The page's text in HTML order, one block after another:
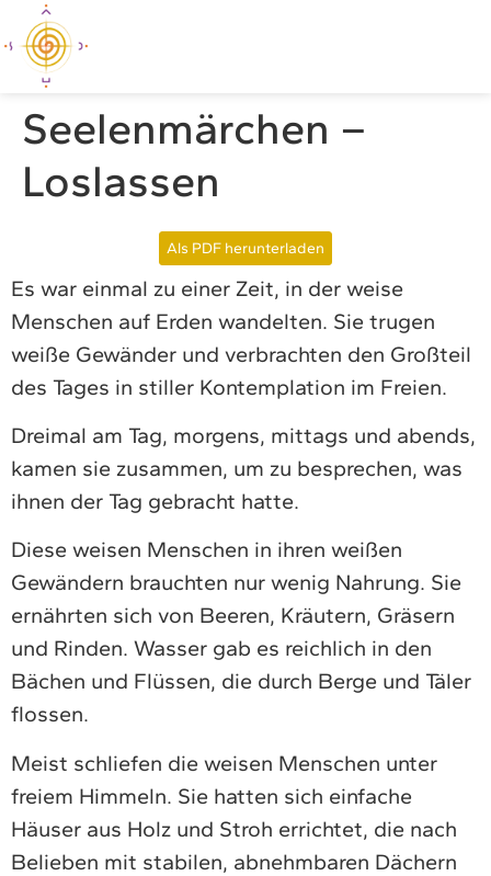
Seelenmärchen –
Loslassen
Als PDF herunterladen
Es war einmal zu einer Zeit, in der weise
Menschen auf Erden wandelten. Sie trugen
weiße Gewänder und verbrachten den Großteil
des Tages in stiller Kontemplation im Freien.
Dreimal am Tag, morgens, mittags und abends,
kamen sie zusammen, um zu besprechen, was
ihnen der Tag gebracht hatte.
Diese weisen Menschen in ihren weißen
Gewändern brauchten nur wenig Nahrung. Sie
ernährten sich von Beeren, Kräutern, Gräsern
und Rinden. Wasser gab es reichlich in den
Bächen und Flüssen, die durch Berge und Täler
flossen.
Meist schliefen die weisen Menschen unter
freiem Himmeln. Sie hatten sich einfache
Häuser aus Holz und Stroh errichtet, die nach
Belieben mit stabilen, abnehmbaren Dächern